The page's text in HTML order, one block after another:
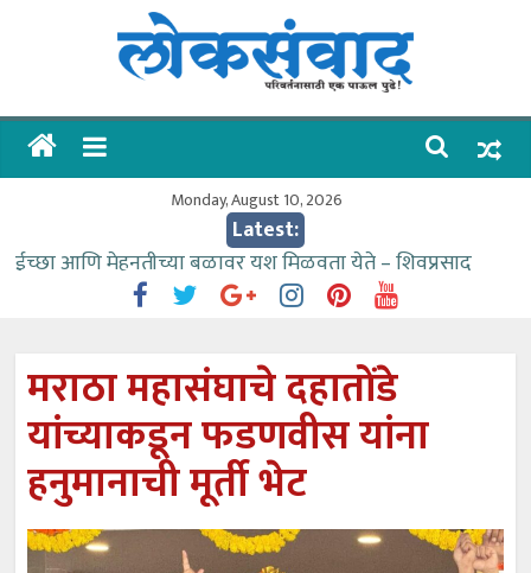
लोकसंवाद
ताज्या
Monday, August 10, 2026
Latest:
ईच्छा आणि मेहनतीच्या बळावर यश मिळवता येते – शिवप्रसाद
संजीवनीच्या विद्यार्थ्यांनी घेतली विमानतळ कार्यप्रणालीची माहिती
वाढीव निधी देण्यास पाणीपुरवठा मंत्री सकारात्मक – आ.आशुतोष
काळे
आत्मामालिक गुरूकूलाचे २२८ विद्यार्थी शिष्यवृत्तीस पात्र
मराठा महासंघाचे दहातोंडे
यांच्याकडून फडणवीस यांना
हनुमानाची मूर्ती भेट